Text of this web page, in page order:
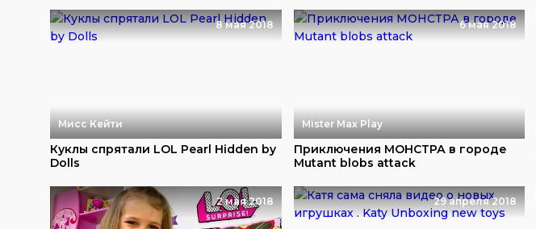
8 мая 2018
Мисс Кейти
Куклы спрятали LOL Pearl Hidden by
Dolls
6 мая 2018
Mister Max Play
Приключения МОНСТРА в городе
Mutant blobs attack
2 мая 2018 29 апреля 2018